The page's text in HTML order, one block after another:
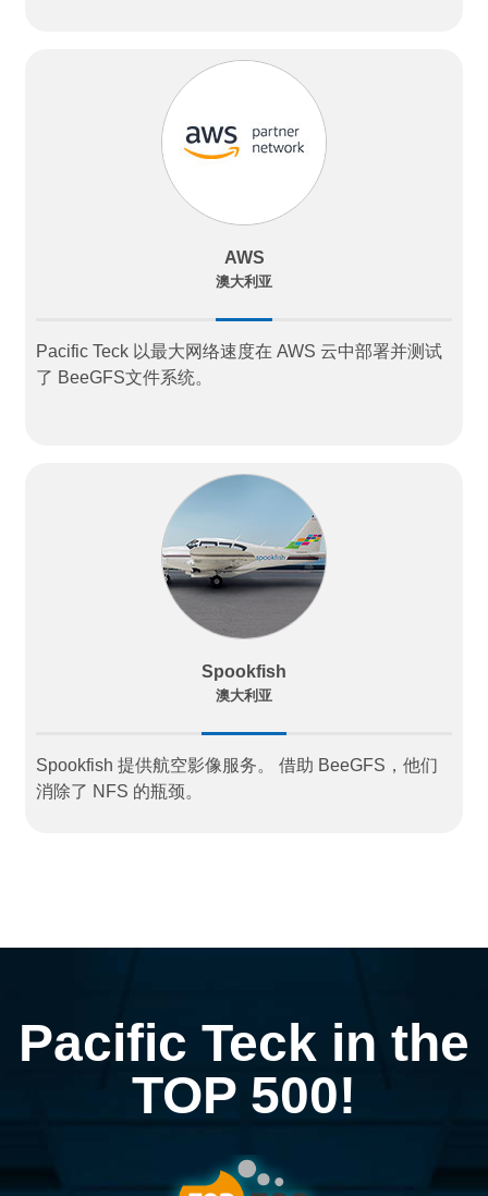
AWS
澳大利亚
Pacific Teck 以最大网络速度在 AWS 云中部署并测试
了 BeeGFS文件系统。
Spookfish
澳大利亚
Spookfish 提供航空影像服务。 借助 BeeGFS，他们
消除了 NFS 的瓶颈。
Pacific Teck in the
TOP 500!